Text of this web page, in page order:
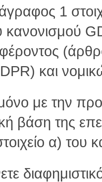
1
κανονισμού
και
με την
βάση της
α) του